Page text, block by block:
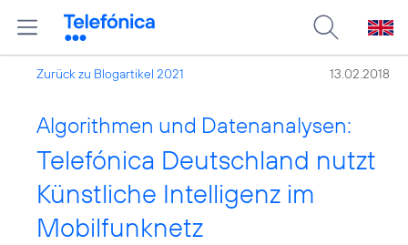
Zurück zu Blogartikel 2021 13.02.2018
Algorithmen und Datenanalysen:
Telefónica Deutschland nutzt
Künstliche Intelligenz im
Mobilfunknetz